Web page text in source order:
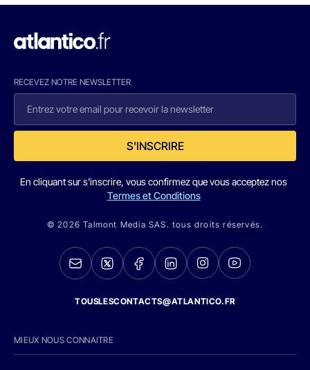
RECEVEZ NOTRE NEWSLETTER
S'INSCRIRE
En cliquant sur s'inscrire, vous confirmez que vous acceptez nos
Termes et Conditions
© 2026 Talmont Media SAS. tous droits réservés.
TOUSLESCONTACTS@ATLANTICO.FR
MIEUX NOUS CONNAITRE